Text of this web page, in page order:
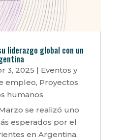
liderazgo global con un
3, 2025 | Eventos y
empleo, Proyectos
humanos
se realizó uno
esperados por el
en Argentina,